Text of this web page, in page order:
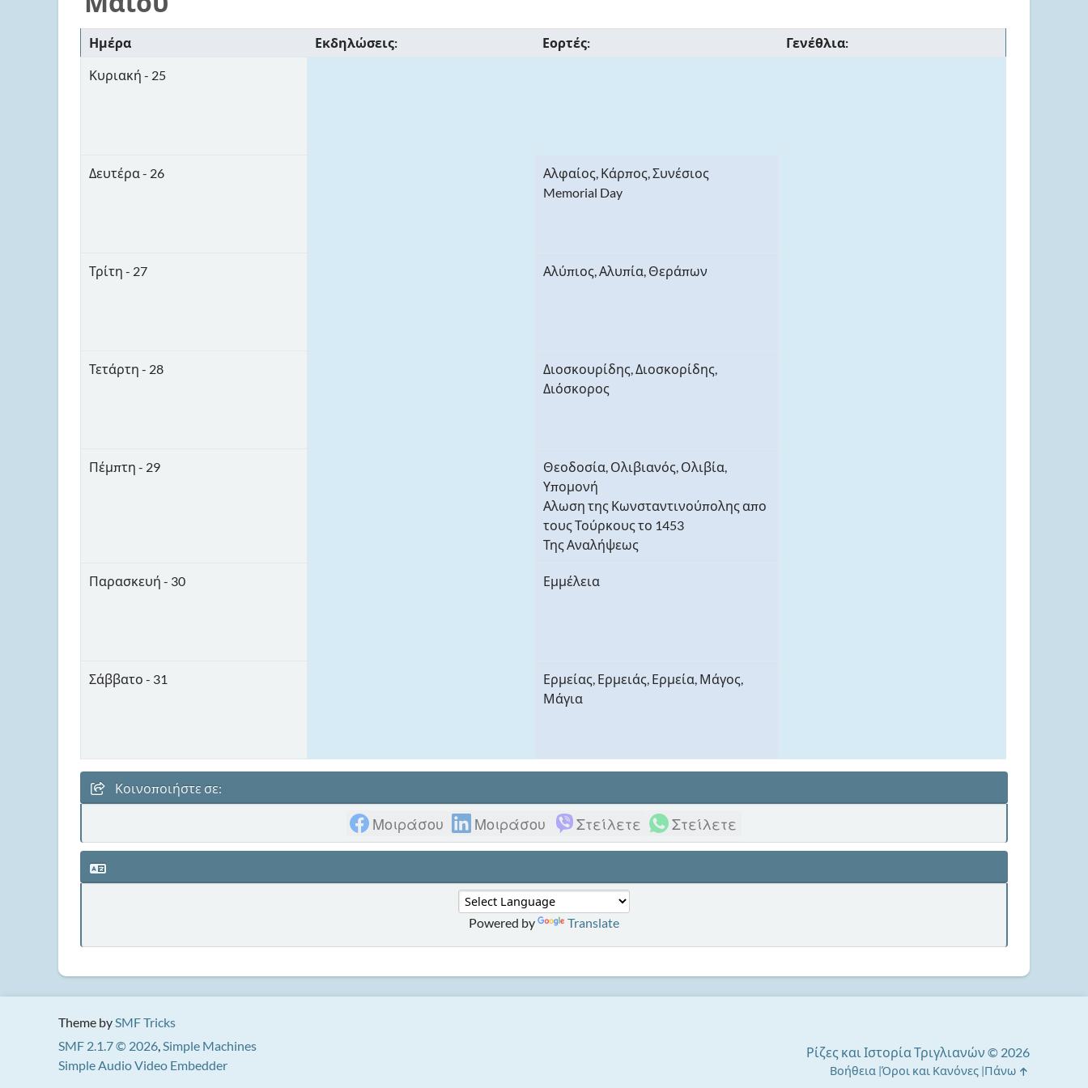
Ημέρα Εκδηλώσεις: Εορτές: Γενέθλια:
Κυριακή - 25
Δευτέρα - 26
Αλφαίος, Κάρπος, Συνέσιος
Memorial Day
Τρίτη - 27 Αλύπιος, Αλυπία, Θεράπων
Τετάρτη - 28
Διοσκουρίδης, Διοσκορίδης,
Διόσκορος
Πέμπτη - 29
Θεοδοσία, Ολιβιανός, Ολιβία,
Υπομονή
Αλωση της Κωνσταντινούπολης απο
τους Τούρκους το 1453
Της Αναλήψεως
Παρασκευή - 30 Εμμέλεια
Σάββατο - 31
Ερμείας, Ερμειάς, Ερμεία, Μάγος,
Μάγια
Κοινοποιήστε σε:
Μοιράσου Μοιράσου Στείλετε Στείλετε
Powered by Translate
Theme bySMF Tricks
SMF 2.1.7 © 2026,Simple Machines
Simple Audio Video Embedder
Ρίζες και Ιστορία Τριγλιανών © 2026
Βοήθεια Όροι και Κανόνες Πάνω